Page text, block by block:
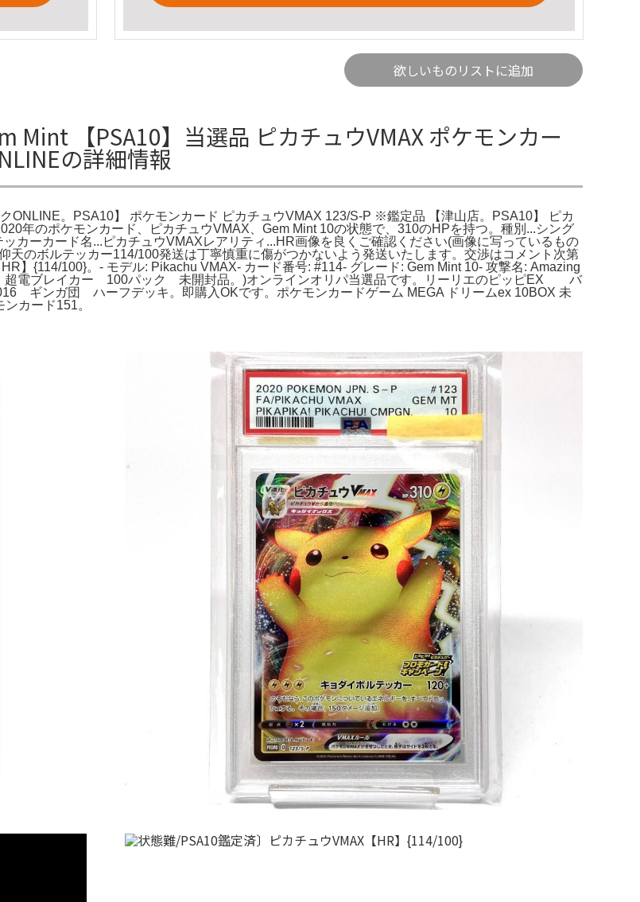
欲しいものリストに追加
Mint 【PSA10】当選品 ピカチュウVMAX ポケモンカー
の詳細情報
ONLINE。PSA10】 ポケモンカード ピカチュウVMAX 123/S-P ※鑑定品 【津山店。PSA10】 ピカ
年のポケモンカード、ピカチュウVMAX、Gem Mint 10の状態で、310のHPを持つ。種別...シング
カーカード名...ピカチュウVMAXレアリティ...HR画像を良くご確認ください(画像に写っているもの
のボルテッカー114/100発送は丁寧慎重に傷がつかないよう発送いたします。交渉はコメント次第
】{114/100}。- モデル: Pikachu VMAX- カード番号: #114- グレード: Gem Mint 10- 攻撃名: Amazing
超電ブレイカー 100パック 未開封品。)オンラインオリパ当選品です。リーリエのピッピEX バ
ギンガ団 ハーフデッキ。即購入OKです。ポケモンカードゲーム MEGA ドリームex 10BOX 未
カード151。